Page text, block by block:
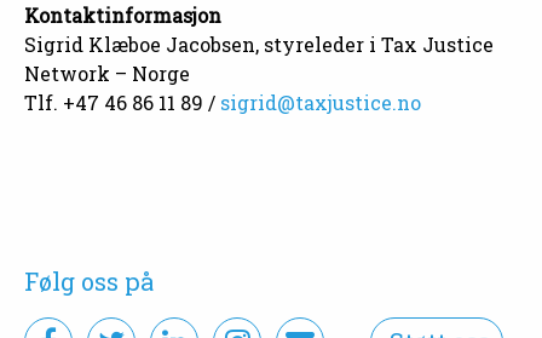
Kontaktinformasjon
Sigrid Klæboe Jacobsen, styreleder i Tax Justice
Network – Norge
Tlf. +47 46 86 11 89 / sigrid@taxjustice.no
Følg oss på